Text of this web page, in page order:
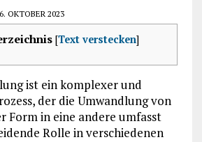
OKTOBER 2023
[Text verstecken]
ist ein komplexer und
der die Umwandlung von
Form in eine andere umfasst
Rolle in verschiedenen